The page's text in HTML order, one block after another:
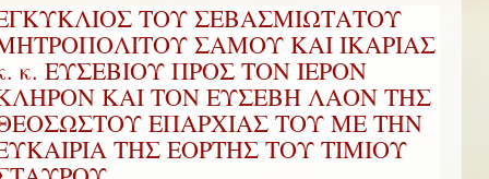
ΤΟΥ ΣΕΒΑΣΜΙΩΤΑΤΟΥ
ΣΑΜΟΥ ΚΑΙ ΙΚΑΡΙΑΣ
κ. ΕΥΣΕΒΙΟΥ ΠΡΟΣ ΤΟΝ ΙΕΡΟΝ
ΚΑΙ ΤΟΝ ΕΥΣΕΒΗ ΛΑΟΝ ΤΗΣ
ΕΠΑΡΧΙΑΣ ΤΟΥ ΜΕ ΤΗΝ
ΤΗΣ ΕΟΡΤΗΣ ΤΟΥ ΤΙΜΙΟΥ